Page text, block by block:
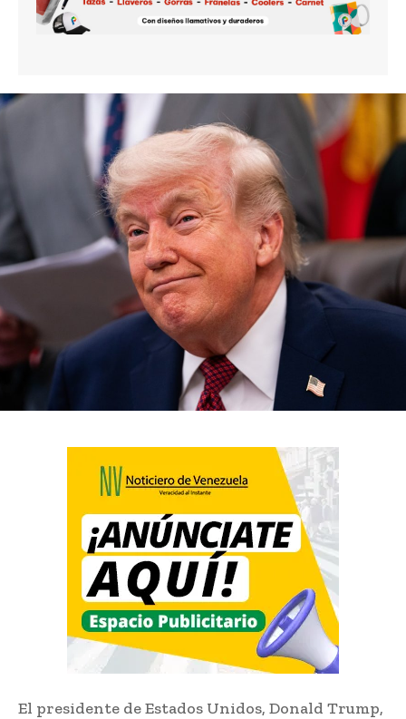
El presidente de Estados Unidos, Donald Trump,